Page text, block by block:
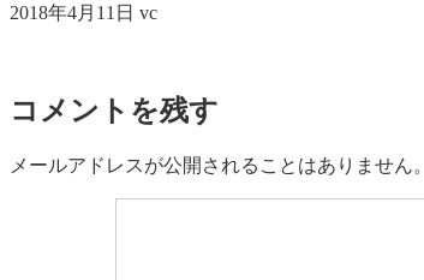
2018年4月11日 vc
コメントを残す
メールアドレスが公開されることはありません。